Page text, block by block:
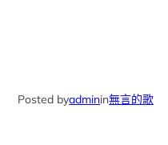
Posted byadminin無言的歌